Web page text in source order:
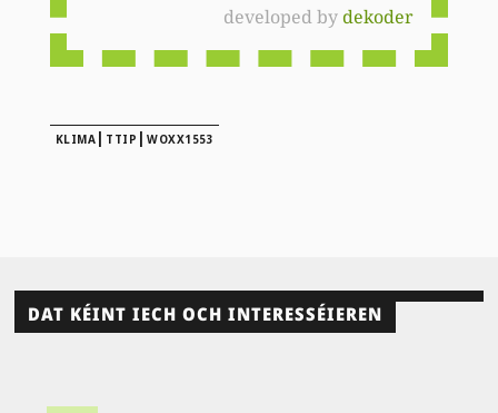
developed bydekoder
KLIMA | TTIP |WOXX1553
DAT KÉINT IECH OCH INTERESSÉIEREN